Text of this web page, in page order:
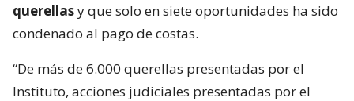
querellasy que solo en siete oportunidades ha sido
condenado al pago de costas.
“De más de 6.000 querellas presentadas por el
Instituto, acciones judiciales presentadas por el